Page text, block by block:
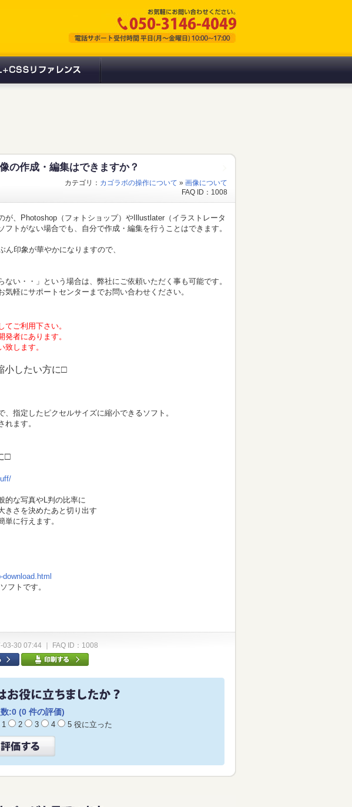
の作成・編集はできますか？
カテゴリ： カゴラボの操作について » 画像について
FAQ ID：1008
、Photoshop（フォトショップ）やIllustlater（イラストレータ
トがない場合でも、自分で作成・編集を行うことはできます。
印象が華やかになりますので、
い・・」という場合は、弊社にご依頼いただく事も可能です。
軽にサポートセンターまでお問い合わせください。
ご利用下さい。
者にあります。
します。
小したい方に□
指定したピクセルサイズに縮小できるソフト。
ます。
□
的な写真やL判の比率に
きさを決めたあと切り出す
に行えます。
フトです。
30 07:44 ｜ FAQ ID：1008
:0 (0 件の評価)
2 3 4 5 役に立った